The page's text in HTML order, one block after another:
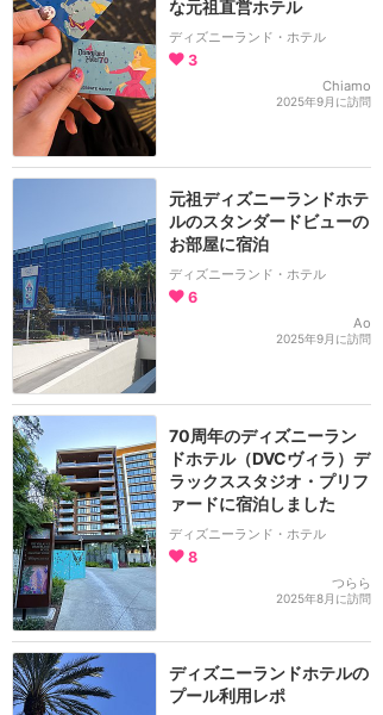
な元祖直営ホテル
ディズニーランド・ホテル
3
Chiamo
2025年9月に訪問
元祖ディズニーランドホテ
ルのスタンダードビューの
お部屋に宿泊
ディズニーランド・ホテル
6
Ao
2025年9月に訪問
70周年のディズニーラン
ドホテル（DVCヴィラ）デ
ラックススタジオ・プリフ
ァードに宿泊しました
ディズニーランド・ホテル
8
つらら
2025年8月に訪問
ディズニーランドホテルの
プール利用レポ